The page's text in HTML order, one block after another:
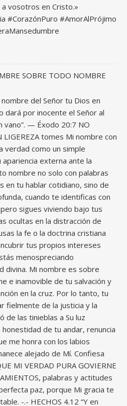
vosotros en Cristo.»
#CorazónPuro #AmorAlPrójimo
SOBRE TODO NOMBRE
del Señor tu Dios en
dará por inocente el Señor al
vano”. — Éxodo 20:7 NO
LIGEREZA tomes Mi nombre con
verdad como un simple
externa ante la
nombre no solo con palabras
en tu hablar cotidiano, sino de
cuando te identificas con
sigues viviendo bajo tus
ocultas en la distracción de
la fe o la doctrina cristiana
tus propios intereses
menospreciando
divina. Mi nombre es sobre
e inamovible de tu salvación y
en la cruz. Por lo tanto, tu
fielmente de la justicia y la
de las tinieblas a Su luz
honestidad de tu andar, renuncia
me honra con los labios
alejado de Mí. Confiesa
MI VERDAD PURA GOVIERNE
palabras y actitudes
paz, porque Mi gracia te
-.- HECHOS 4.12 “Y en